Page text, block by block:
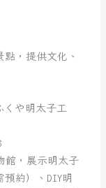
，提供文化、
くや明太子工
館，展示明太子
約）、DIY明